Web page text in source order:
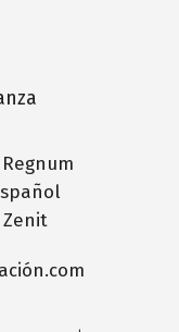
Regnum